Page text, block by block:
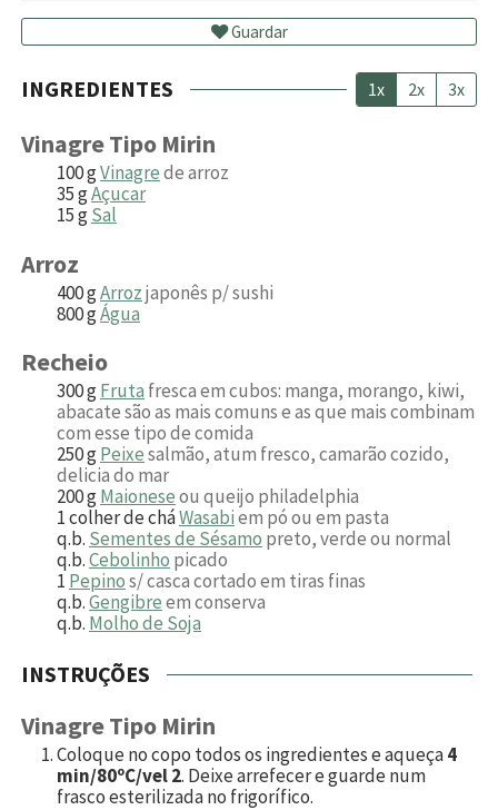
Guardar
INGREDIENTES 1x 2x 3x
Vinagre Tipo Mirin
100gVinagrede arroz
35gAçucar
15gSal
Arroz
400gArrozjaponês p/ sushi
800gÁgua
Recheio
300gFruta fresca em cubos: manga, morango, kiwi,
abacate são as mais comuns e as que mais combinam
com esse tipo de comida
250gPeixesalmão, atum fresco, camarão cozido,
delicia do mar
200gMaioneseou queijo philadelphia
1colher de cháWasabiem pó ou em pasta
q.b. Sementes de Sésamo preto, verde ou normal
q.b.Cebolinho picado
1 Pepinos/ casca cortado em tiras finas
q.b.Gengibreem conserva
q.b. Molho de Soja
INSTRUÇÕES
Vinagre Tipo Mirin
Coloque no copo todos os ingredientes e aqueça4
min/80ºC/vel 2. Deixe arrefecer e guarde num
frasco esterilizada no frigorífico.